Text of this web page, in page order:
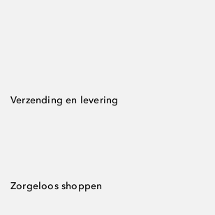
Verzending en levering
Zorgeloos shoppen